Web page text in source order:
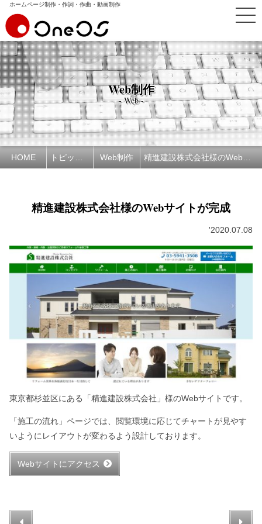
ホームページ制作・作詞・作曲・動画制作
Web制作
- Web -
HOME Web制作
精進建設株式会社様のWebサイトが完成
'2020.07.08
東京都杉並区にある「精進建設株式会社」様のWebサイトです。
「施工の流れ」ページでは、閲覧環境に応じてチャートが見やす
いようにレイアウトが変わるよう設計しております。
Webサイトにアクセス